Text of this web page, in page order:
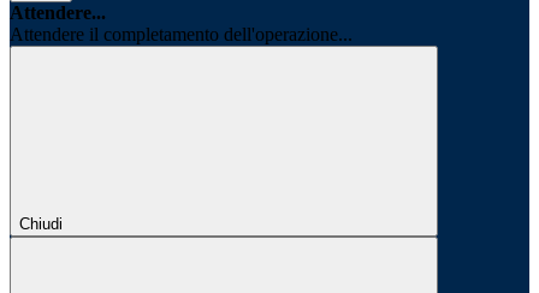
Attendere...
Attendere il completamento dell'operazione...
Chiudi